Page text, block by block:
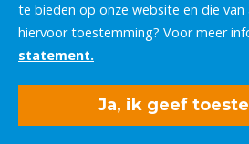
te bieden op onze website en die van
hiervoor toestemming? Voor meer
statement.
Ja, ik geef